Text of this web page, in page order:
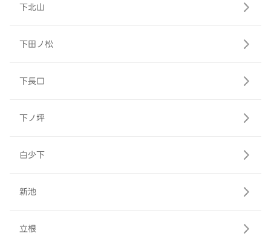
下北山
下田ノ松
下長口
下ノ坪
白少下
新池
立根